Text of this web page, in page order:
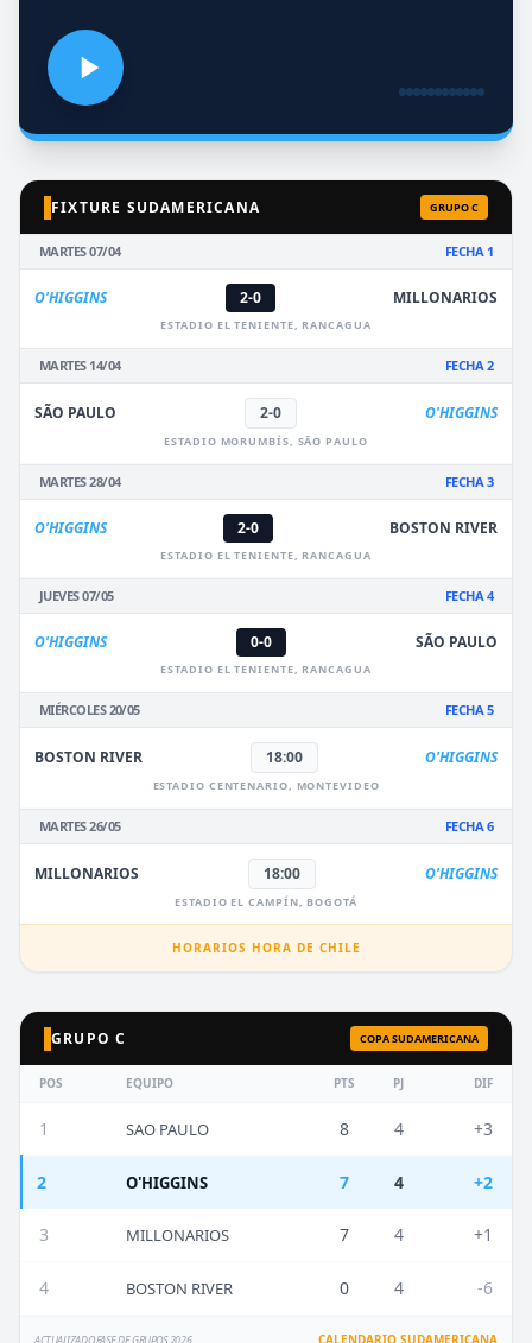
FIXTURE SUDAMERICANA GRUPO C
MARTES 07/04 FECHA 1
O'HIGGINS 2-0 MILLONARIOS
ESTADIO EL TENIENTE, RANCAGUA
MARTES 14/04 FECHA 2
SÃO PAULO 2-0 O'HIGGINS
ESTADIO MORUMBÍS, SÃO PAULO
MARTES 28/04 FECHA 3
O'HIGGINS 2-0 BOSTON RIVER
ESTADIO EL TENIENTE, RANCAGUA
JUEVES 07/05 FECHA 4
O'HIGGINS 0-0 SÃO PAULO
ESTADIO EL TENIENTE, RANCAGUA
MIÉRCOLES 20/05 FECHA 5
BOSTON RIVER 18:00 O'HIGGINS
ESTADIO CENTENARIO, MONTEVIDEO
MARTES 26/05 FECHA 6
MILLONARIOS 18:00 O'HIGGINS
ESTADIO EL CAMPÍN, BOGOTÁ
HORARIOS HORA DE CHILE
GRUPO C COPA SUDAMERICANA
POS EQUIPO PTS PJ DIF
1 SAO PAULO 8 4 +3
2 O'HIGGINS 7 4 +2
3 MILLONARIOS 7 4 +1
4 BOSTON RIVER 0 4 -6